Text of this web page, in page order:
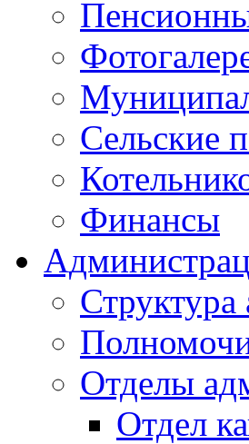
Сельские
Финансы
Отделы
Отдел